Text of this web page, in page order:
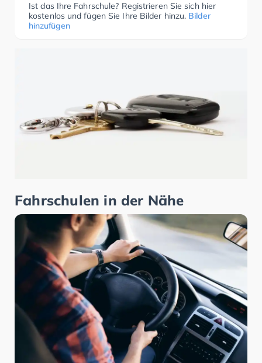
Ist das Ihre Fahrschule? Registrieren Sie sich hier
kostenlos und fügen Sie Ihre Bilder hinzu. Bilder
hinzufügen
Fahrschulen in der Nähe